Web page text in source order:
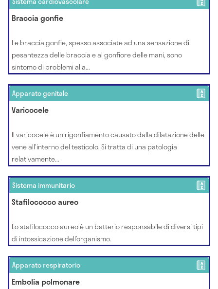
Braccia gonfie
Le braccia gonfie, spesso associate ad una sensazione di
pesantezza delle braccia e al gonfiore delle mani, sono
sintomo di problemi alla...
Apparato genitale
Varicocele
Il varicocele è un rigonfiamento causato dalla dilatazione delle
vene all'interno del testicolo. Si tratta di una patologia
relativamente...
Sistema immunitario
Stafilococco aureo
Lo stafilococco aureo è un batterio responsabile di diversi tipi
di intossicazione dell’organismo.
Apparato respiratorio
Embolia polmonare